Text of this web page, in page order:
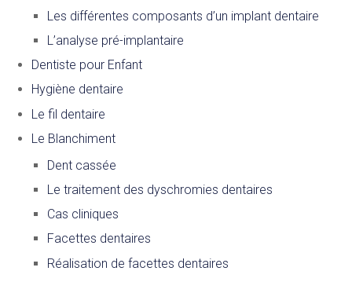
Les différentes composants d’un implant dentaire
L’analyse pré-implantaire
Dentiste pour Enfant
Hygiène dentaire
Le fil dentaire
Le Blanchiment
Dent cassée
Le traitement des dyschromies dentaires
Cas cliniques
Facettes dentaires
Réalisation de facettes dentaires